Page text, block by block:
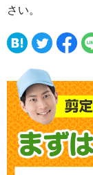
さい。